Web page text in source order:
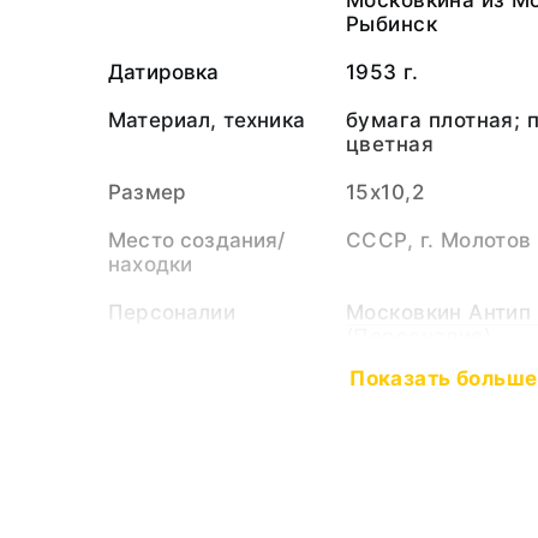
Рыбинск
Датировка
1953 г.
Материал, техника
бумага плотная;
цветная
Размер
15х10,2
Место создания/
находки
СССР, г. Молотов
Персоналии
Московкин
Достижения
Показать больше